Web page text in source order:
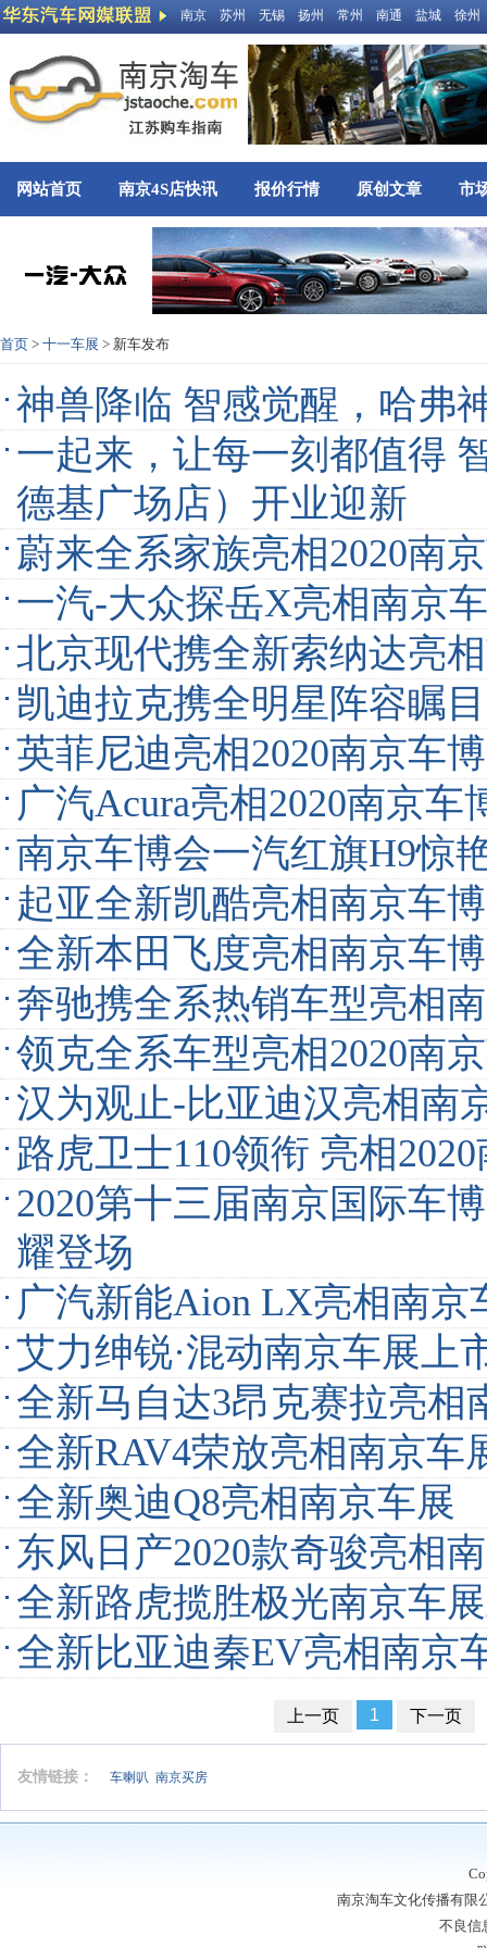
南京 苏州 无锡 扬州 常州 南通 盐城 徐州
网站首页 南京4S店快讯 报价行情 原创文章 市
首页 > 十一车展 > 新车发布
神兽降临 智感觉醒，哈弗
一起来，让每一刻都值得
德基广场店）开业迎新
蔚来全系家族亮相2020南
一汽-大众探岳X亮相南京
北京现代携全新索纳达亮
凯迪拉克携全明星阵容瞩
英菲尼迪亮相2020南京车
广汽Acura亮相2020南京车
南京车博会一汽红旗H9惊
起亚全新凯酷亮相南京车
全新本田飞度亮相南京车
奔驰携全系热销车型亮相
领克全系车型亮相2020南
汉为观止-比亚迪汉亮相南
路虎卫士110领衔 亮相
2020第十三届南京国际车
耀登场
广汽新能Aion LX亮相南京
艾力绅锐·混动南京车展上
全新马自达3昂克赛拉亮相
全新RAV4荣放亮相南京车
全新奥迪Q8亮相南京车展
东风日产2020款奇骏亮相
全新路虎揽胜极光南京车
全新比亚迪秦EV亮相南京
上一页 1 下一页
友情链接： 车喇叭 南京买房
南京淘车文化传播有限
不良信